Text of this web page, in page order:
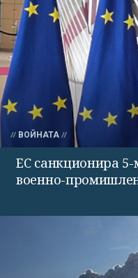
ВОЙНАТА
ЕС санкционира
военно-